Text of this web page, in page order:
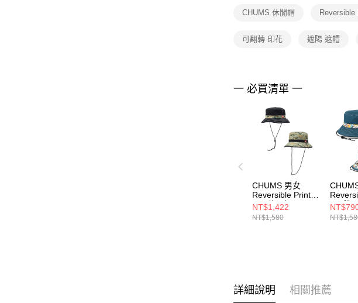
CHUMS 休閒帽
可翻轉 印花 遮陽 遮帽
一 必買清單 一
CHUMS 男女
Reversible Print
Hat 休閒帽
CH051416Z352
NT$1,422
NT$1,580
Hat雙
詳細說明 相關推薦